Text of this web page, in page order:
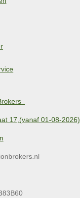
17,(vanaf 01-08-2026)